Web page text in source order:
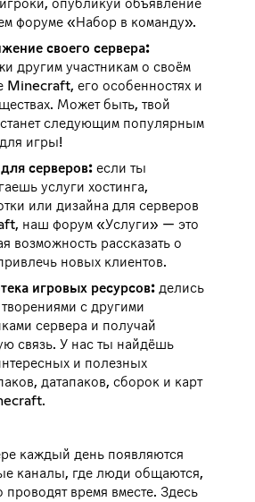
опубликуй объявление
форуме «Набор в команду».
своего сервера:
другим участникам о своём
Minecraft, его особенностях и
Может быть, твой
следующим популярным
игры!
серверов: если ты
услуги хостинга,
или дизайна для серверов
наш форум «Услуги» — это
возможность рассказать о
новых клиентов.
игровых ресурсов: делись
с другими
сервера и получай
связь. У нас ты найдёшь
и полезных
датапаков, сборок и карт
каждый день появляются
каналы, где люди общаются,
проводят время вместе. Здесь